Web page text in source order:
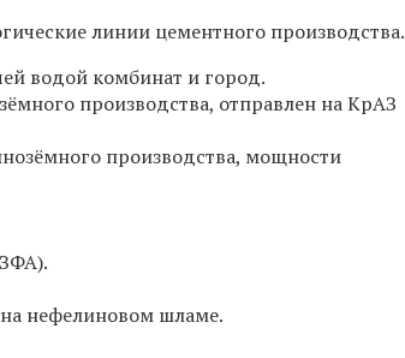
линии цементного производства.
водой комбинат и город.
производства, отправлен на КрАЗ
производства, мощности
нефелиновом шламе.